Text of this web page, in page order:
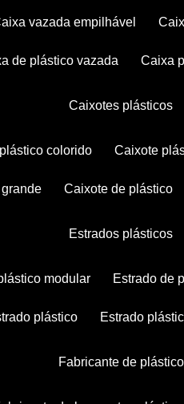
caixa vazada empilhável
de plástico vazada caixa
caixotes plásticos
plástico colorido caixote
grande caixote de plástico
estrados plásticos
modular estrado de
plástico estrado
fabricante de plástico